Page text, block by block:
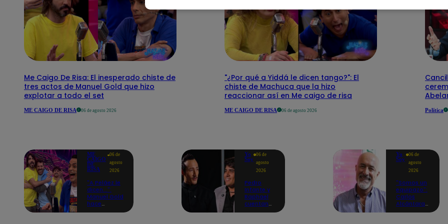
Me Caigo De Risa: El inesperado chiste de
tres actos de Manuel Gold que hizo
explotar a todo el set
ME CAIGO DE RISA 06 de agosto 2026
"¿Por qué a Yiddá le dicen tango?": El
chiste de Machuca que la hizo
reaccionar así en Me caigo de risa
ME CAIGO DE RISA 06 de agosto 2026 Política
ME
CAIGO
DE
RISA
06 de
agosto
2026
"A Peláez le
dicen...":
Manuel Gold
hace
Yo
Soy
06 de
agosto
2026
Pedro
Infante y
Raphael
cuentan
Yo
Soy
06 de
agosto
2026
"Somos un
equipazo":
Carlos
Alcántara